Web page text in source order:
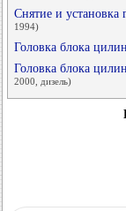
Снятие и установка
1994)
Головка блока
Головка блока
2000, дизель)